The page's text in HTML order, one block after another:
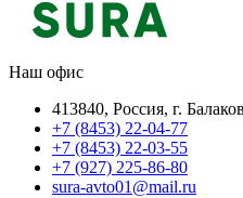
Наш офис
413840, Россия, г.
+7 (8453) 22-04-77
+7 (8453) 22-03-55
+7 (927) 225-86-80
sura-avto01@mail.ru